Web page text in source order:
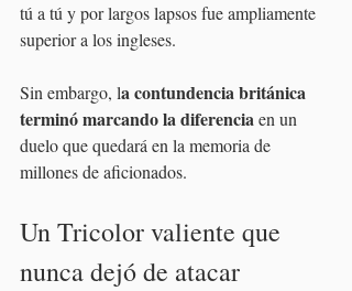
tú a tú y por largos lapsos fue ampliamente
superior a los ingleses.
Sin embargo, la contundencia británica
terminó marcando la diferencia en un
duelo que quedará en la memoria de
millones de aficionados.
Un Tricolor valiente que
nunca dejó de atacar